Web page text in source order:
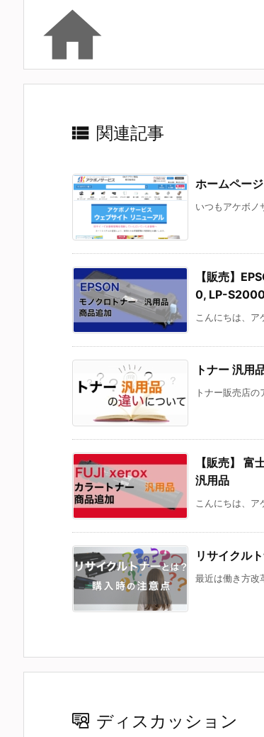

 関連記事
ホームペー
いつもアケボノ
【販売】
0, LP-
こんにちは、
トナー 汎用
トナー販売店
【販売】
汎用品
こんにちは、
リサイクル
最近は働き方改
ディスカッション